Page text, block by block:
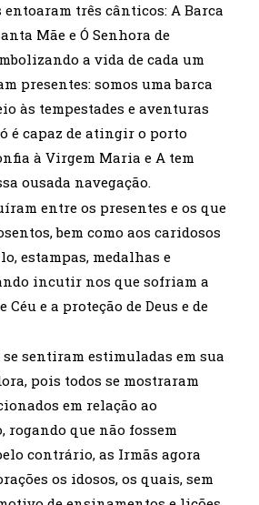
três cânticos: A Barca
Mãe e Ó Senhora de
a vida de cada um
presentes: somos uma barca
às tempestades e aventuras
é capaz de atingir o porto
à Virgem Maria e A tem
ousada navegação.
entre os presentes e os que
bem como aos caridosos
estampas, medalhas e
incutir nos que sofriam a
e a proteção de Deus e de
sentiram estimuladas em sua
pois todos se mostraram
em relação ao
rogando que não fossem
contrário, as Irmãs agora
os idosos, os quais, sem